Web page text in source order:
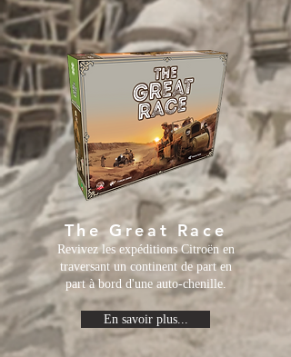
The Great Race
Revivez les expéditions Citroën en
traversant un continent de part en
part à bord d'une auto-chenille.
En savoir plus...